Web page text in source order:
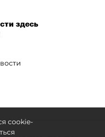
здесь
cookie-